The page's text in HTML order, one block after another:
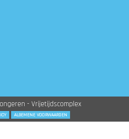
- Vrijetijdscomplex
ALGEMENE VOORWAARDEN